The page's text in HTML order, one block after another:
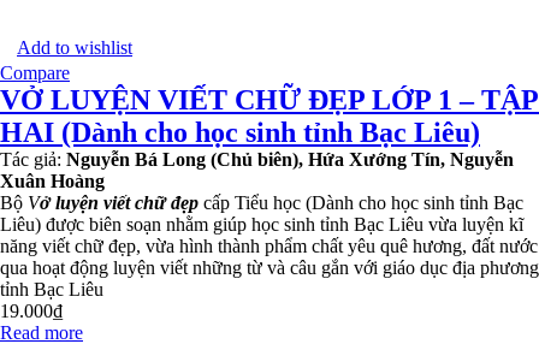
Add to wishlist
Compare
VỞ LUYỆN VIẾT CHỮ ĐẸP LỚP 1 – TẬP
HAI (Dành cho học sinh tỉnh Bạc Liêu)
Tác giả: Nguyễn Bá Long (Chủ biên), Hứa Xướng Tín, Nguyễn
Xuân Hoàng
Bộ Vở luyện viết chữ đẹp cấp Tiểu học (Dành cho học sinh tỉnh Bạc
Liêu) được biên soạn nhằm giúp học sinh tỉnh Bạc Liêu vừa luyện kĩ
năng viết chữ đẹp, vừa hình thành phẩm chất yêu quê hương, đất nước
qua hoạt động luyện viết những từ và câu gắn với giáo dục địa phương
tỉnh Bạc Liêu
19.000₫
Read more